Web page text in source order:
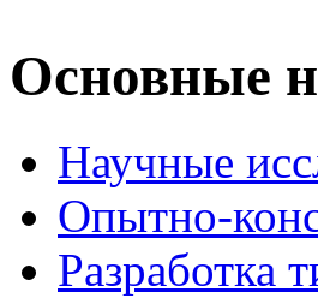
Основные
Научные
Опытно-
Разработка